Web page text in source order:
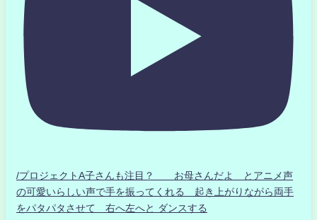
/プロジェクトA子さんも注目？ お母さんだよ とアニメ声
の可愛いらしい声で手を振ってくれる 起き上がりながら両手
をパタパタさせて 右へ左へと ダンスする